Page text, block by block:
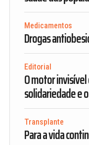
Medicamentos
Drogas
Editorial
O motor
solidariedade e
Transplante
Para a vida